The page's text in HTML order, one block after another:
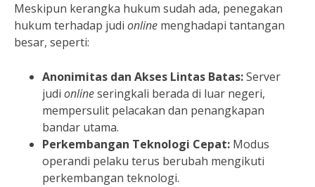
Meskipun kerangka hukum sudah ada, penegakan
hukum terhadap judi online menghadapi tantangan
besar, seperti:
Anonimitas dan Akses Lintas Batas:Server
judi onlineseringkali berada di luar negeri,
mempersulit pelacakan dan penangkapan
bandar utama.
Perkembangan Teknologi Cepat: Modus
operandi pelaku terus berubah mengikuti
perkembangan teknologi.